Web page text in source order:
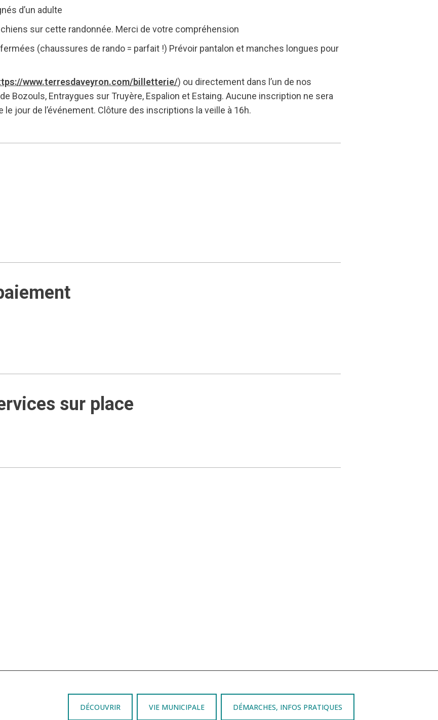
d’un adulte
sur cette randonnée. Merci de votre compréhension
(chaussures de rando = parfait !) Prévoir pantalon et manches longues pour
www.terresdaveyron.com/billetterie/) ou directement dans l’un de nos
de Bozouls, Entraygues sur Truyère, Espalion et Estaing. Aucune inscription ne sera
jour de l’événement. Clôture des inscriptions la veille à 16h.
sur place
DÉCOUVRIR VIE MUNICIPALE DÉMARCHES, INFOS PRATIQUES